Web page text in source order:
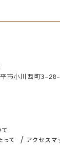
市小川西町3-
って / アクセスマ